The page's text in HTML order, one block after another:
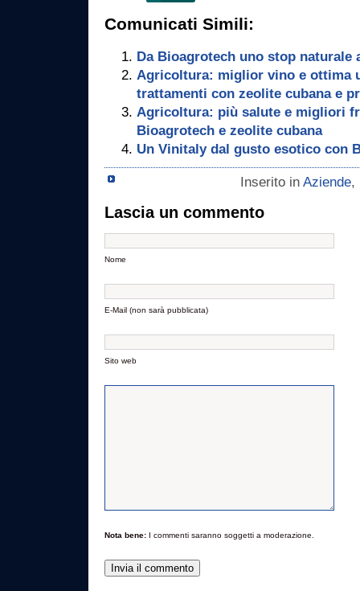
Comunicati Simili:
Da Bioagrotech uno stop
Agricoltura: miglior vino e ottima
trattamenti con zeolite cubana e
Agricoltura: più salute e migliori
Bioagrotech e zeolite cubana
Un Vinitaly dal gusto esotico con
Inserito in Aziende,
Lascia un commento
Nome
E-Mail (non sarà pubblicata)
Sito web
Nota bene: I commenti saranno soggetti a moderazione.